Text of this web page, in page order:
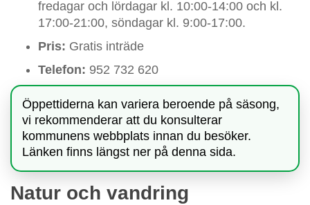
fredagar och lördagar kl. 10:00-14:00 och kl.
17:00-21:00, söndagar kl. 9:00-17:00.
Pris: Gratis inträde
Telefon: 952 732 620
Öppettiderna kan variera beroende på säsong,
vi rekommenderar att du konsulterar
kommunens webbplats innan du besöker.
Länken finns längst ner på denna sida.
Natur och vandring